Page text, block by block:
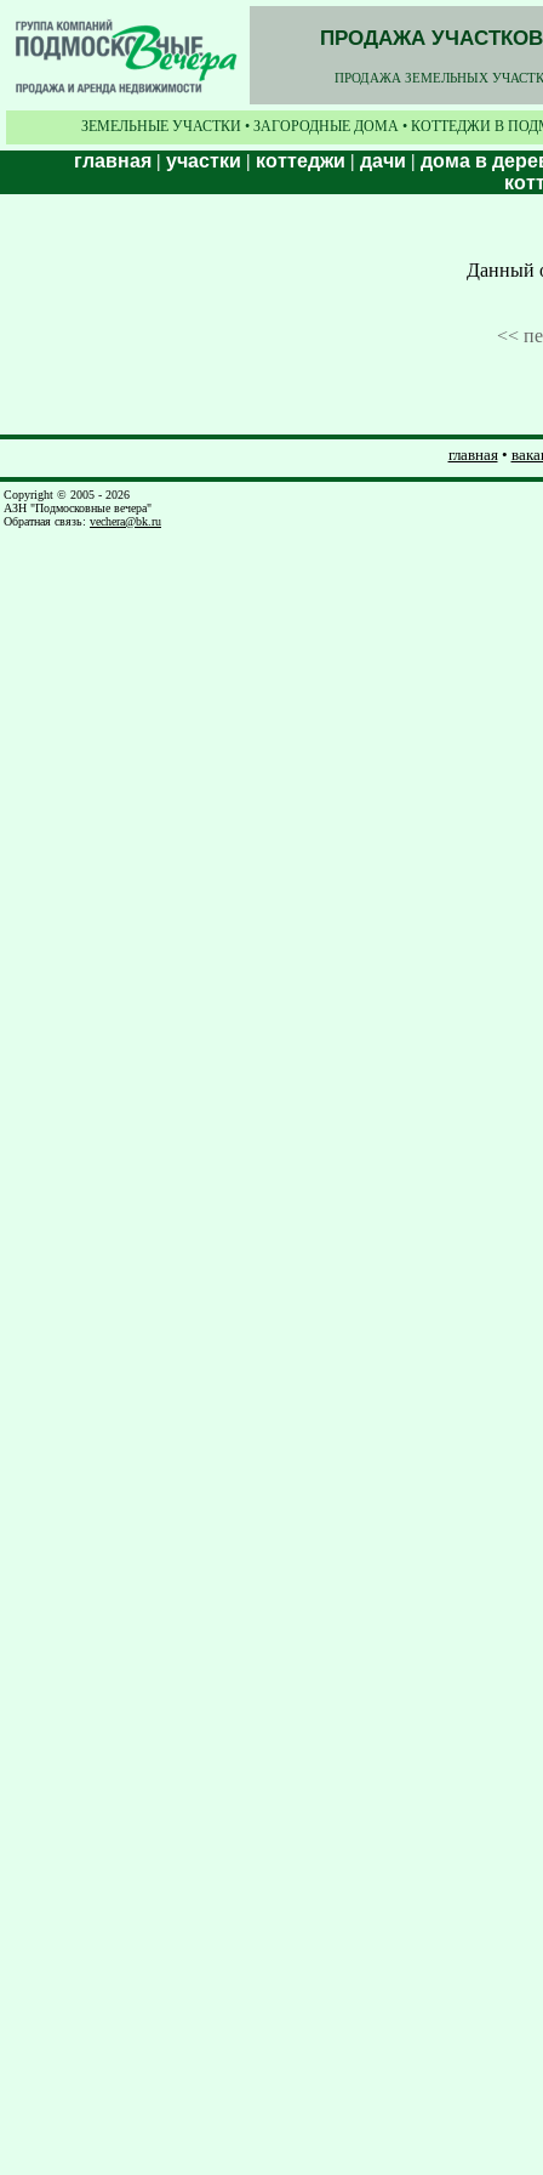
ПРОДАЖА
ПРОДАЖА ЗЕМЕЛЬНЫХ
ЗЕМЕЛЬНЫЕ УЧАСТКИ • ЗАГОРОДНЫЕ ДОМА • КОТТЕДЖИ В
главная | участки | коттеджи | дачи | дома в
Данный
<<
главная•
Copyright © 2005 - 2026
АЗН "Подмосковные вечера"
Обратная связь: vechera@bk.ru